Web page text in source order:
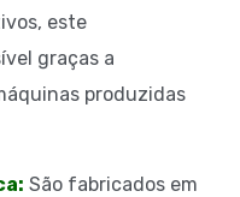
este
graças a
produzidas
São fabricados em